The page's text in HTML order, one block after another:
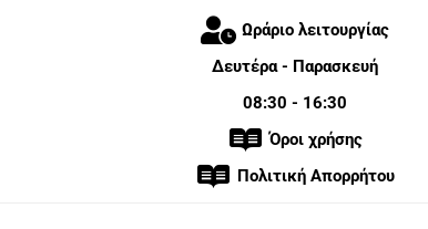
Ωράριο λειτουργίας
Δευτέρα - Παρασκευή
08:30 - 16:30
Όροι χρήσης
Πολιτική Απορρήτου